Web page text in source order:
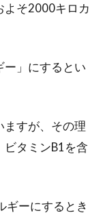
ですよね。食事は、
ともいえる水。しか
よそ2000キロカ
ー」にするとい
ますが、その理
タミンB1を含
ギーにするとき